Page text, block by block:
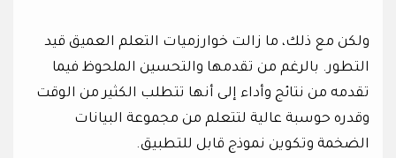
ولكن مع ذلك، ما زالت خوارزميات التعلم العميق قيد
التطور. بالرغم من تقدمها والتحسين الملحوظ فيما
تقدمه من نتائج وأداء إلى أنها تتطلب الكثير من الوقت
وقدره حوسبة عالية لتتعلم من مجموعة البيانات
الضخمة وتكوين نموذج قابل للتطبيق.